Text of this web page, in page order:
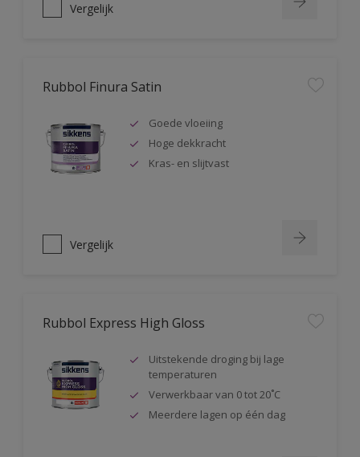
Vergelijk
Rubbol Finura Satin
Goede vloeiing
Hoge dekkracht
Kras- en slijtvast
Vergelijk
Rubbol Express High Gloss
Uitstekende droging bij lage
temperaturen
Verwerkbaar van 0 tot 20˚C
Meerdere lagen op één dag